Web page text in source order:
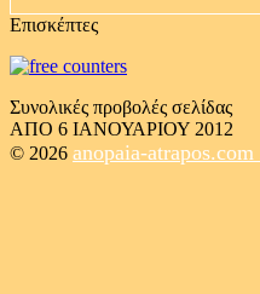
Επισκέπτες
Συνολικές προβολές σελίδας
ΑΠΟ 6 ΙΑΝΟΥΑΡΙΟΥ 2012
© 2026 anopaia-atrapos.com